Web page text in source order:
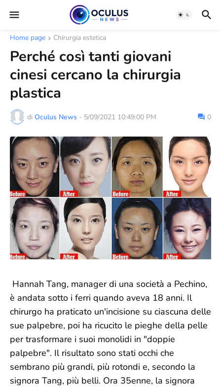
Home page Chirurgia estetica
Perché così tanti giovani
cinesi cercano la chirurgia
plastica
di Oculus News - 5/09/2021 10:49:00 PM 0
Hannah Tang, manager di una società a Pechino,
è andata sotto i ferri quando aveva 18 anni. Il
chirurgo ha praticato un'incisione su ciascuna delle
sue palpebre, poi ha ricucito le pieghe della pelle
per trasformare i suoi monolidi in "doppie
palpebre". Il risultato sono stati occhi che
sembrano più grandi, più rotondi e, secondo la
signora Tang, più belli. Ora 35enne, la signora